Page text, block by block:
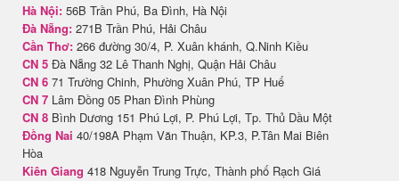
Hà Nội: 56B Trần Phú, Ba Đình, Hà Nội
Đà Nẵng: 271B Trần Phú, Hải Châu
Cần Thơ: 266 đường 30/4, P. Xuân khánh, Q.Ninh Kiều
CN 5 Đà Nẵng 32 Lê Thanh Nghị, Quận Hải Châu
CN 6 71 Trường Chinh, Phường Xuân Phú, TP Huế
CN 7 Lâm Đồng 05 Phan Đình Phùng
CN 8 Bình Dương 151 Phú Lợi, P. Phú Lợi, Tp. Thủ Dầu Một
Đồng Nai 40/198A Phạm Văn Thuận, KP.3, P.Tân Mai Biên
Hòa
Kiên Giang 418 Nguyễn Trung Trực, Thành phố Rạch Giá